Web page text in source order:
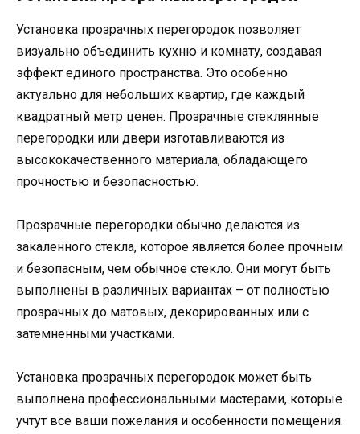
Установка прозрачных перегородок позволяет
визуально объединить кухню и комнату, создавая
эффект единого пространства. Это особенно
актуально для небольших квартир, где каждый
квадратный метр ценен. Прозрачные стеклянные
перегородки или двери изготавливаются из
высококачественного материала, обладающего
прочностью и безопасностью.
Прозрачные перегородки обычно делаются из
закаленного стекла, которое является более прочным
и безопасным, чем обычное стекло. Они могут быть
выполнены в различных вариантах – от полностью
прозрачных до матовых, декорированных или с
затемненными участками.
Установка прозрачных перегородок может быть
выполнена профессиональными мастерами, которые
учтут все ваши пожелания и особенности помещения.